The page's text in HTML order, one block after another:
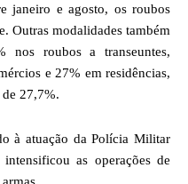
janeiro e agosto, os roubos
Outras modalidades também
nos roubos a transeuntes,
e 27% em residências,
27,7%.
à atuação da Polícia Militar
as operações de